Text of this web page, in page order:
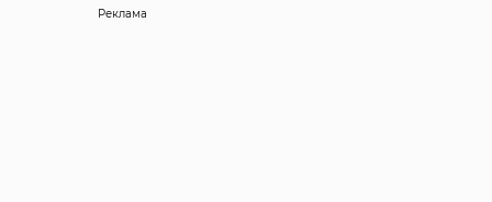
Реклама